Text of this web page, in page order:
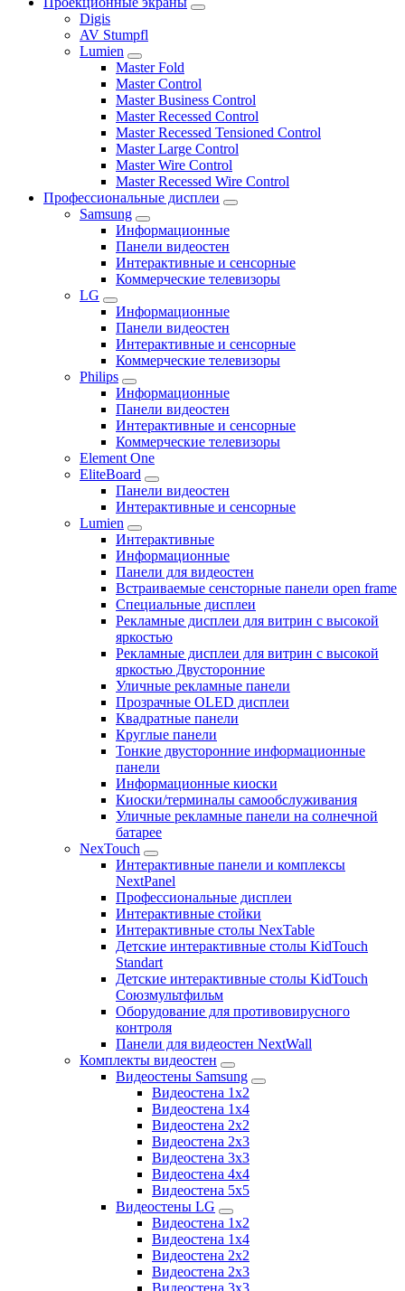
Digis
AV Stumpfl
Lumien
Master Fold
Master Control
Master Business Control
Master Recessed Control
Master Recessed Tensioned Control
Master Large Control
Master Wire Control
Master Recessed Wire Control
Профессиональные дисплеи
Samsung
Информационные
Панели видеостен
Интерактивные и сенсорные
Коммерческие телевизоры
LG
Информационные
Панели видеостен
Интерактивные и сенсорные
Коммерческие телевизоры
Philips
Информационные
Панели видеостен
Интерактивные и сенсорные
Коммерческие телевизоры
Element One
EliteBoard
Панели видеостен
Интерактивные и сенсорные
Lumien
Интерактивные
Информационные
Панели для видеостен
Встраиваемые сенсторные панели open frame
Специальные дисплеи
Рекламные дисплеи для витрин с высокой
яркостью
Рекламные дисплеи для витрин с высокой
яркостью Двусторонние
Уличные рекламные панели
Прозрачные OLED дисплеи
Квадратные панели
Круглые панели
Тонкие двусторонние информационные
панели
Информационные киоски
Киоски/терминалы самообслуживания
Уличные рекламные панели на солнечной
батарее
NexTouch
Интерактивные панели и комплексы
NextPanel
Профессиональные дисплеи
Интерактивные стойки
Интерактивные столы NexTable
Детские интерактивные столы KidTouch
Standart
Детские интерактивные столы KidTouch
Союзмультфильм
Оборудование для противовирусного
контроля
Панели для видеостен NextWall
Комплекты видеостен
Видеостены Samsung
Видеостена 1x2
Видеостена 1x4
Видеостена 2x2
Видеостена 2х3
Видеостена 3x3
Видеостена 4x4
Видеостена 5x5
Видеостены LG
Видеостена 1x2
Видеостена 1x4
Видеостена 2x2
Видеостена 2x3